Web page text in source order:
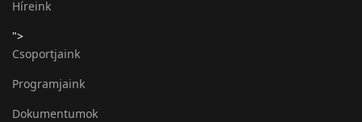
Híreink
">
Csoportjaink
Programjaink
Dokumentumok